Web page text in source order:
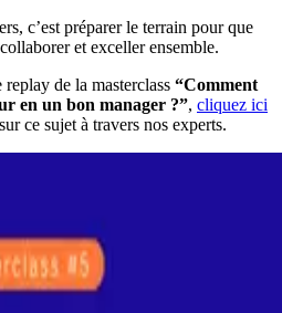
c’est préparer le terrain pour que
et exceller ensemble.
de la masterclass “Comment
en un bon manager ?”, cliquez ici
ce sujet à travers nos experts.